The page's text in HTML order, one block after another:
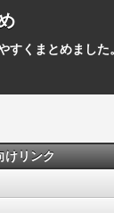
すくまとめました
けリンク